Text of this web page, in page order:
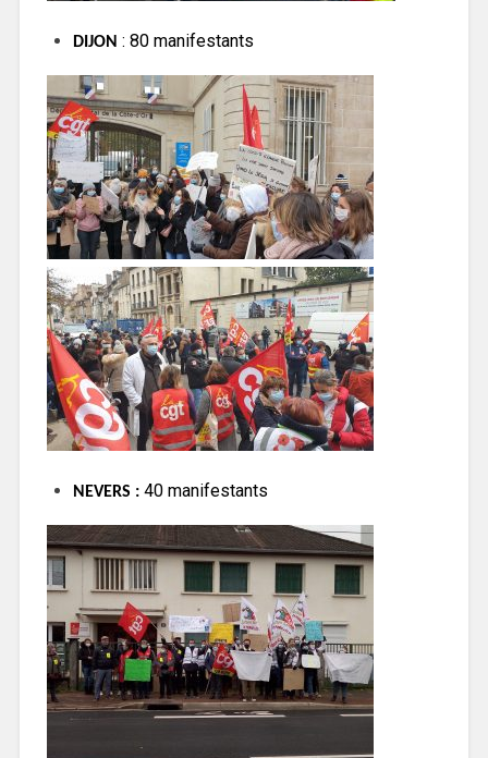
DIJON : 80 manifestants
NEVERS :40 manifestants